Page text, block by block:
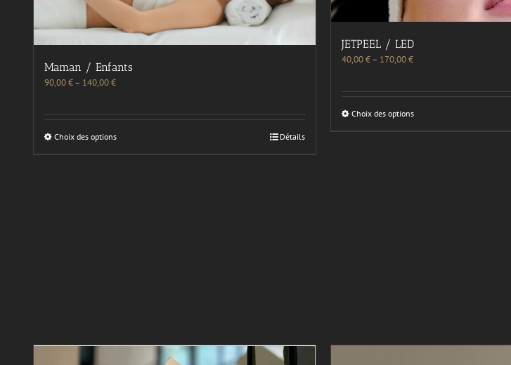
Maman / Enfants
90,00€– 140,00€
Choix des options Détails
JETPEEL / LED
40,00€– 170,00€
Choix des options